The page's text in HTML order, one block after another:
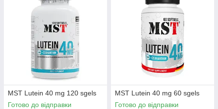
MST Lutein 40 mg 120 sgels
Готово до відправки
MST Lutein 40 mg 60 sgels
Готово до відправки